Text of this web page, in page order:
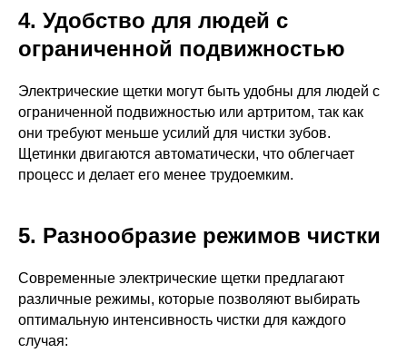
4. Удобство для людей с
ограниченной подвижностью
Электрические щетки могут быть удобны для людей с
ограниченной подвижностью или артритом, так как
они требуют меньше усилий для чистки зубов.
Щетинки двигаются автоматически, что облегчает
процесс и делает его менее трудоемким.
5. Разнообразие режимов чистки
Современные электрические щетки предлагают
различные режимы, которые позволяют выбирать
оптимальную интенсивность чистки для каждого
случая: